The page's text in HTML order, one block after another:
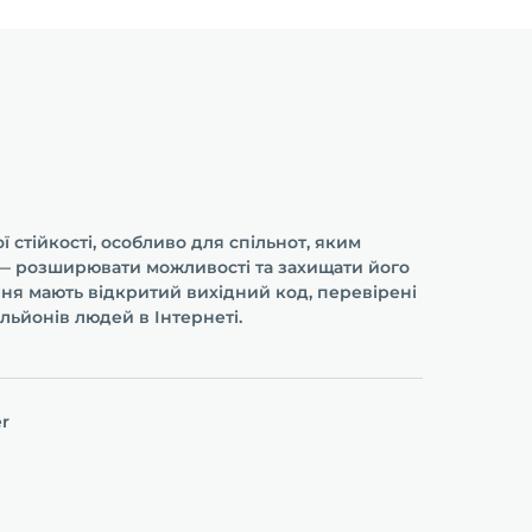
особливо для спільнот, яким
розширювати можливості та захищати його
мають відкритий вихідний код, перевірені
людей в Інтернеті.